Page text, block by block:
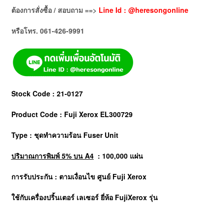
ต้องการสั่งซื้อ / สอบถาม ==> Line Id : @heresongonline
หรือโทร. 061-426-9991
Stock Code : 21-0127
Product Code : Fuji Xerox EL300729
Type : ชุดทำความร้อน Fuser Unit
ปริมาณการพิมพ์ 5% บน A4: 100,000 แผ่น
การรับประกัน : ตามเงื่อนไข ศูนย์ Fuji Xerox
ใช้กับเครื่องปริ้นเตอร์ เลเซอร์ ยี่ห้อ FujiXeroxรุ่น